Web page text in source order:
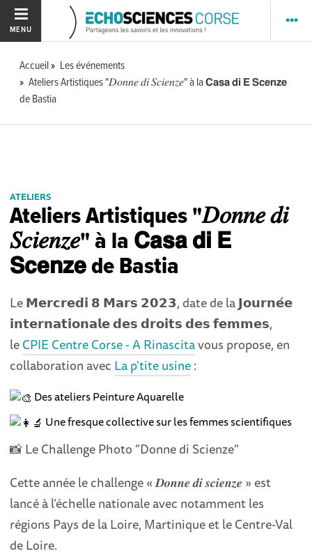
MENU
Accueil
Les événements
Ateliers Artistiques "𝐷𝑜𝑛𝑛𝑒 𝑑𝑖 𝑆𝑐𝑖𝑒𝑛𝑧𝑒" à la 𝗖𝗮𝘀𝗮 𝗱𝗶 𝗘 𝗦𝗰𝗲𝗻𝘇𝗲
de Bastia
ATELIERS
Ateliers Artistiques "𝐷𝑜𝑛𝑛𝑒 𝑑𝑖
𝑆𝑐𝑖𝑒𝑛𝑧𝑒" à la 𝗖𝗮𝘀𝗮 𝗱𝗶 𝗘
𝗦𝗰𝗲𝗻𝘇𝗲 de Bastia
Le 𝗠𝗲𝗿𝗰𝗿𝗲𝗱𝗶 𝟴 𝗠𝗮𝗿𝘀 𝟮𝟬𝟮𝟯, date de la 𝗝𝗼𝘂𝗿𝗻𝗲́𝗲
𝗶𝗻𝘁𝗲𝗿𝗻𝗮𝘁𝗶𝗼𝗻𝗮𝗹𝗲 𝗱𝗲𝘀 𝗱𝗿𝗼𝗶𝘁𝘀 𝗱𝗲𝘀 𝗳𝗲𝗺𝗺𝗲𝘀,
leCPIE Centre Corse - A Rinascitavous propose, en
collaboration avec La p'tite usine:
Des ateliers Peinture Aquarelle
Une fresque collective sur les femmes scientifiques
📸 Le Challenge Photo "Donne di Scienze"
Cette année le challenge « 𝑫𝒐𝒏𝒏𝒆 𝒅𝒊 𝒔𝒄𝒊𝒆𝒏𝒛𝒆 » est
lancé à l’échelle nationale avec notamment les
régions Pays de la Loire, Martinique et le Centre-Val
de Loire.